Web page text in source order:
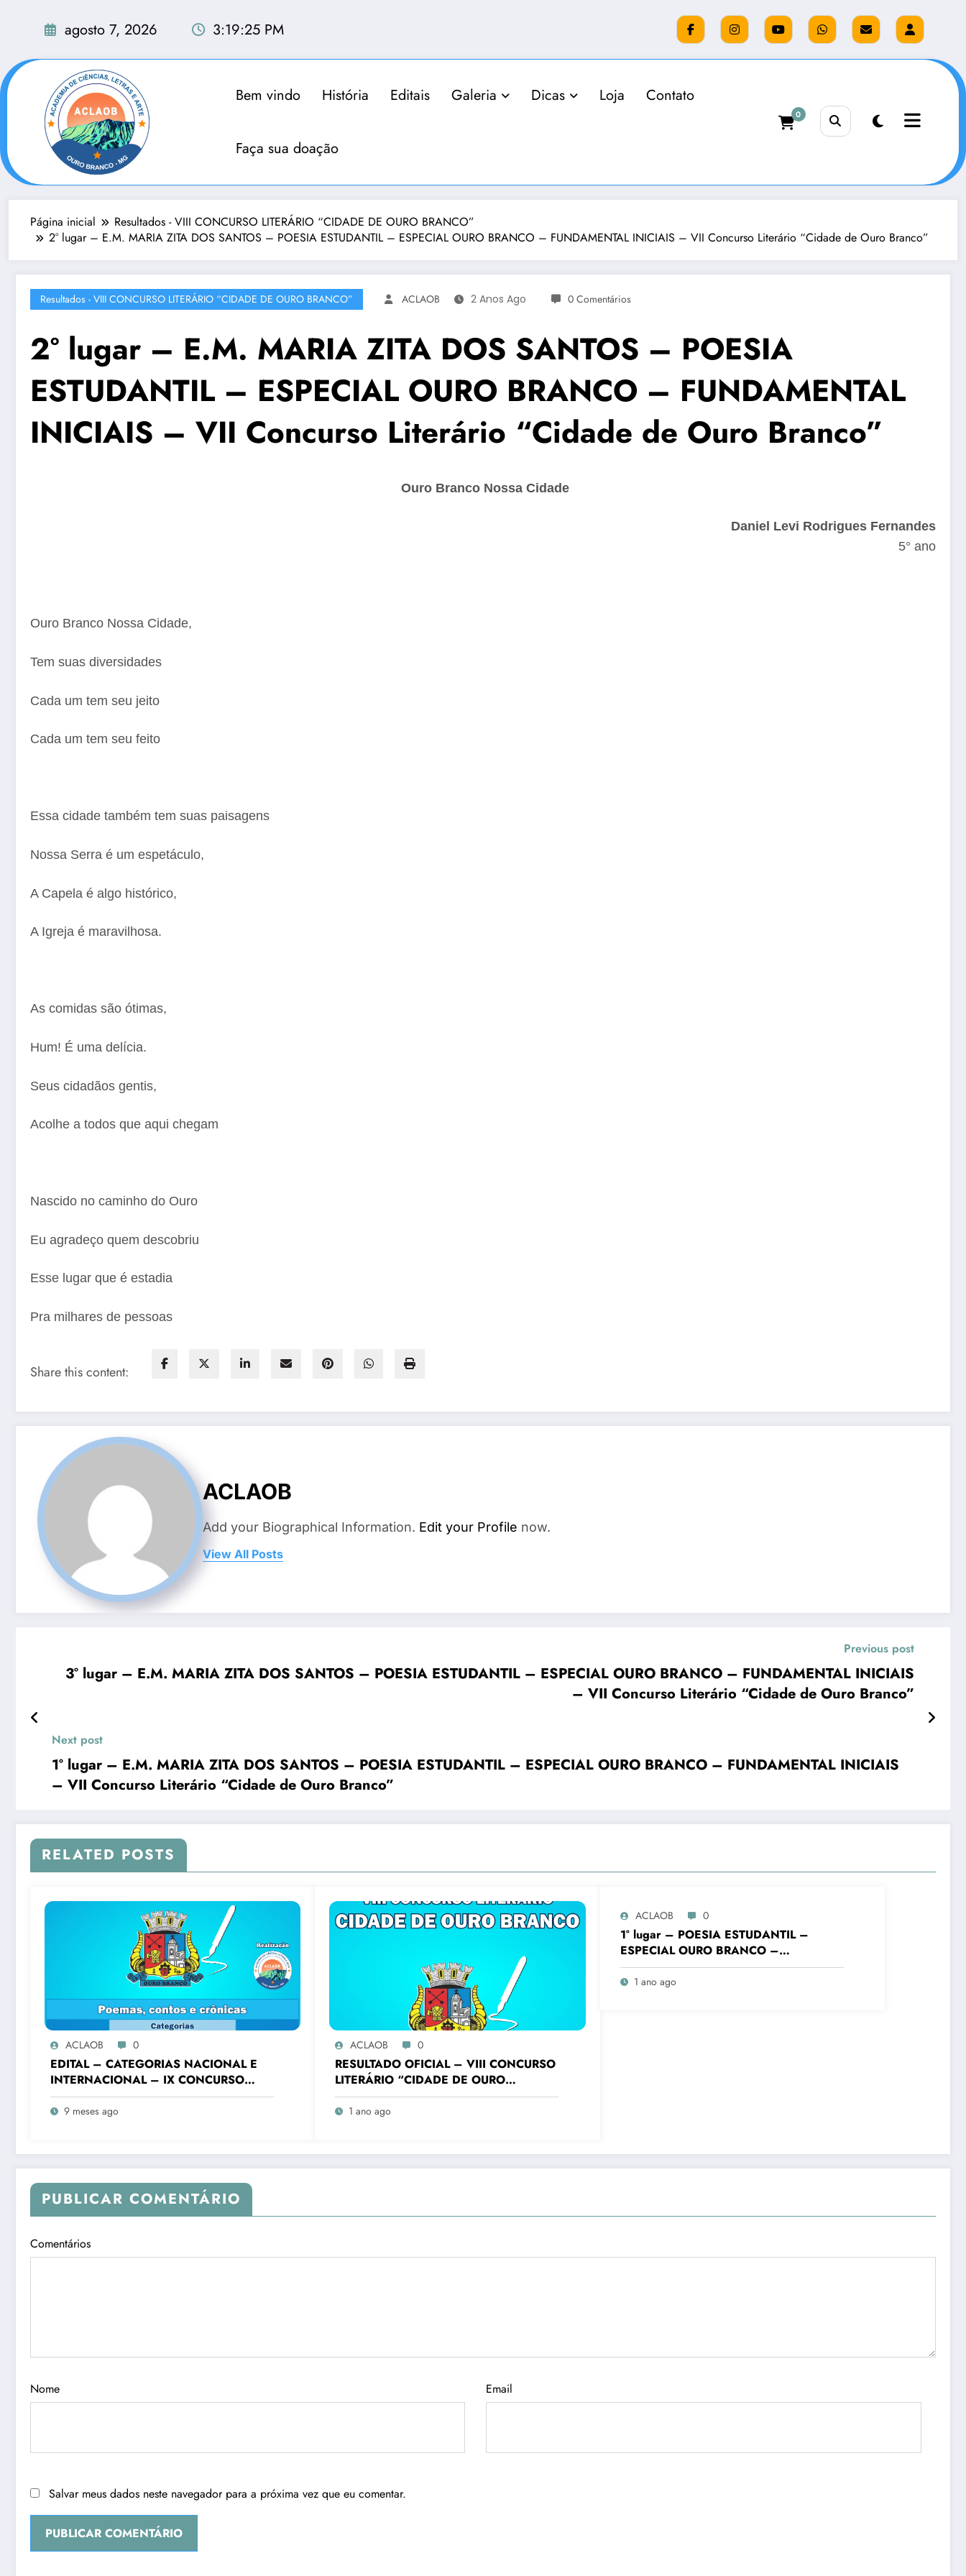
conteúdo
agosto 7, 2026 3:19:26 PM
Bem vindo História Editais Galeria Dicas Loja Contato
Faça sua doação
0
Página inicial
Resultados - VIII CONCURSO LITERÁRIO “CIDADE DE OURO BRANCO”
2° lugar – E.M. MARIA ZITA DOS SANTOS – POESIA ESTUDANTIL – ESPECIAL OURO BRANCO – FUNDAMENTAL INICIAIS – VII Concurso Literário “Cidade de Ouro Branco”
Resultados - VIII CONCURSO LITERÁRIO “CIDADE DE OURO BRANCO” ACLAOB 2 Anos Ago 0 Comentários
2° lugar – E.M. MARIA ZITA DOS SANTOS – POESIA
ESTUDANTIL – ESPECIAL OURO BRANCO – FUNDAMENTAL
INICIAIS – VII Concurso Literário “Cidade de Ouro Branco”
Ouro Branco Nossa Cidade
Daniel Levi Rodrigues Fernandes
5° ano
Ouro Branco Nossa Cidade,
Tem suas diversidades
Cada um tem seu jeito
Cada um tem seu feito
Essa cidade também tem suas paisagens
Nossa Serra é um espetáculo,
A Capela é algo histórico,
A Igreja é maravilhosa.
As comidas são ótimas,
Hum! É uma delícia.
Seus cidadãos gentis,
Acolhe a todos que aqui chegam
Nascido no caminho do Ouro
Eu agradeço quem descobriu
Esse lugar que é estadia
Pra milhares de pessoas
Share this content:
ACLAOB
Add your Biographical Information. Edit your Profile now.
View All Posts
Previous post
3° lugar – E.M. MARIA ZITA DOS SANTOS – POESIA ESTUDANTIL – ESPECIAL OURO BRANCO – FUNDAMENTAL INICIAIS
– VII Concurso Literário “Cidade de Ouro Branco”
Next post
1° lugar – E.M. MARIA ZITA DOS SANTOS – POESIA ESTUDANTIL – ESPECIAL OURO BRANCO – FUNDAMENTAL INICIAIS
– VII Concurso Literário “Cidade de Ouro Branco”
RELATED POSTS
ACLAOB 0
EDITAL – CATEGORIAS NACIONAL E
INTERNACIONAL – IX CONCURSO
LITERÁRIO “CIDADE DE OURO
BRANCO”
9 meses ago
ACLAOB 0
RESULTADO OFICIAL – VIII CONCURSO
LITERÁRIO “CIDADE DE OURO
BRANCO”
1 ano ago
ACLAOB 0
1° lugar – POESIA ESTUDANTIL –
ESPECIAL OURO BRANCO –
FUNDAMENTAL FINAIS – Colégio
Batista Mineiro Unid. Ouro Branco – VIII
1 ano ago
PUBLICAR COMENTÁRIO
Comentários
Nome Email
Salvar meus dados neste navegador para a próxima vez que eu comentar.